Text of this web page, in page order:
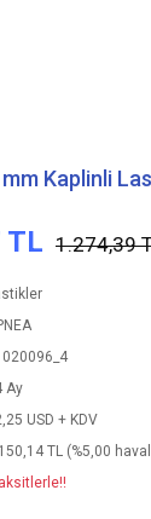
Kaplinli
TL 1.274,39
Ay
USD + KDV
TL (%5,00